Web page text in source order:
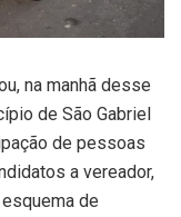
na manhã desse
de São Gabriel
de pessoas
a vereador,
de